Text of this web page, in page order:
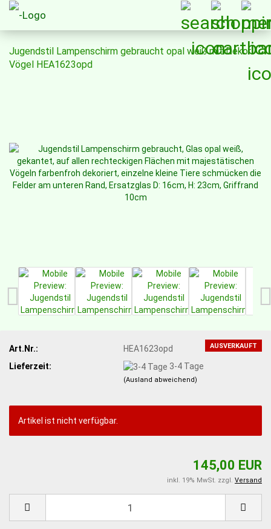
Jugendstil Lampenschirm gebraucht opal weiß mit Dekor
Vögel HEA1623opd
AUSVERKAUFT
Art.Nr.:
HEA1623opd
Lieferzeit:
3-4 Tage
(Ausland abweichend)
Artikel ist nicht verfügbar.
145,00 EUR
inkl. 19% MwSt. zzgl. Versand